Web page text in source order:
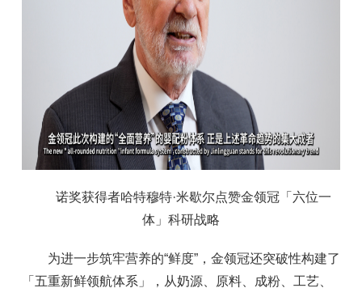
诺奖获得者哈特穆特·米歇尔点赞金领冠「六位一
体」科研战略
为进一步筑牢营养的“鲜度”，金领冠还突破性构建了
「五重新鲜领航体系」，从奶源、原料、成粉、工艺、